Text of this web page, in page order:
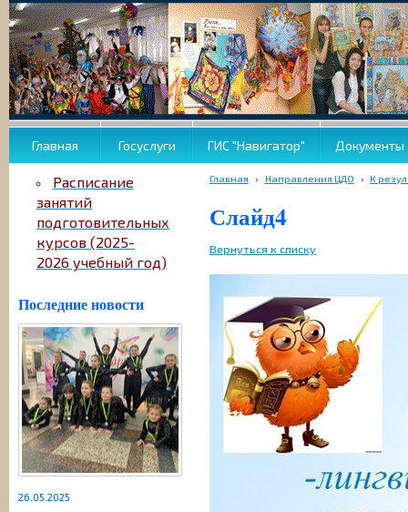
Главная Госуслуги ГИС "Навигатор" Документы
Расписание
занятий
подготовительных
курсов (2025-
2026 учебный год)
Последние новости
26.05.2025
Главная › Направления ЦДО › К
Слайд4
Вернуться к списку